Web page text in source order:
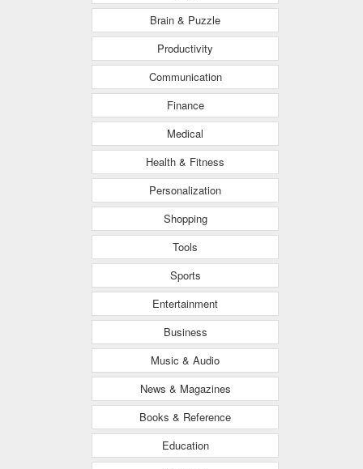
Brain & Puzzle
Productivity
Communication
Finance
Medical
Health & Fitness
Personalization
Shopping
Tools
Sports
Entertainment
Business
Music & Audio
News & Magazines
Books & Reference
Education